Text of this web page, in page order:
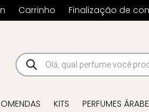
Carrinho Finalização de
Pesquisar
produtos
KITS PERFUMES